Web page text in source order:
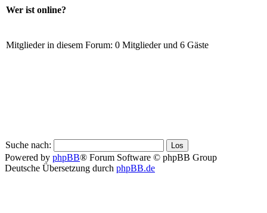
Wer ist online?
Mitglieder in diesem Forum: 0 Mitglieder und 6 Gäste
Suche nach:
Powered by phpBB® Forum Software © phpBB Group
Deutsche Übersetzung durch phpBB.de